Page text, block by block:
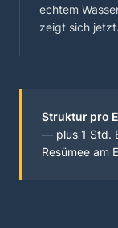
echtem
zeigt sich jetzt.
Struktur pro
— plus 1 Std.
Resümee am